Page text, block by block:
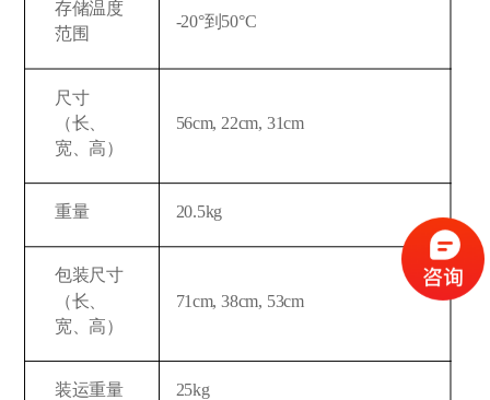
存储温度
范围
-20°到50°C
尺寸
（长、
宽、高）
56cm, 22cm, 31cm
重量 20.5kg
包装尺寸
（长、
宽、高）
71cm, 38cm, 53cm
装运重量 25kg